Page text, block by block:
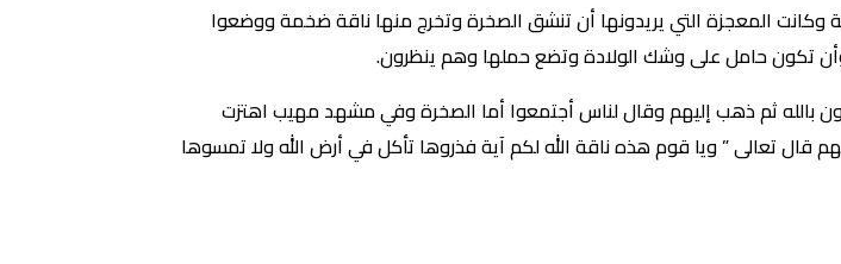
المعجزة التي يريدونها أن تنشق الصخرة وتخرج منها ناقة ضخمة ووضعوا
وأن تكون حامل على وشك الولادة وتضع حملها وهم ينظرون.
بالله ثم ذهب إليهم وقال لناس أجتمعوا أما الصخرة وفي مشهد مهيب اهتزت
تعالى ” ويا قوم هذه ناقة الله لكم آية فذروها تأكل في أرض الله ولا تمسوها